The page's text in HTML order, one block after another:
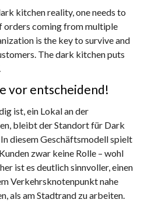
kitchen reality, one needs to
orders coming from multiple
is the key to survive and
The dark kitchen puts
vor entscheidend!
ist, ein Lokal an der
bleibt der Standort für Dark
diesem Geschäftsmodell spielt
zwar keine Rolle – wohl
ist es deutlich sinnvoller, einen
Verkehrsknotenpunkt nahe
als am Stadtrand zu arbeiten.